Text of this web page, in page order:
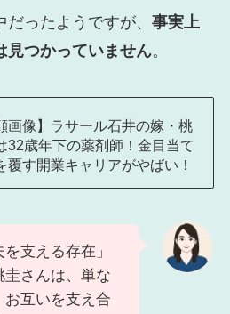
ったようですが、 事実上
見つかっていません。
画像】ラサール石井の嫁・桃
32歳年下の薬剤師！金目当て
覆す開業キャリアがやばい！
支える存在」
圭さんは、単な
お互いを支え合